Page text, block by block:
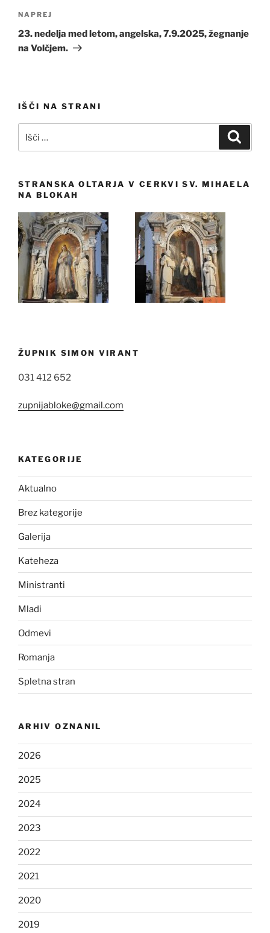
Naslednji
prispevek
NAPREJ
23. nedelja med letom, angelska, 7.9.2025, žegnanje
na Volčjem.
IŠČI NA STRANI
STRANSKA OLTARJA V CERKVI SV. MIHAELA
NA BLOKAH
ŽUPNIK SIMON VIRANT
031 412 652
zupnijabloke@gmail.com
KATEGORIJE
Aktualno
Brez kategorije
Galerija
Kateheza
Ministranti
Mladi
Odmevi
Romanja
Spletna stran
ARHIV OZNANIL
2026
2025
2024
2023
2022
2021
2020
2019